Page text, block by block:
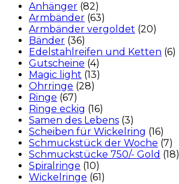
Anhänger (82)
Armbänder (63)
Armbänder vergoldet (20)
Bänder (36)
Edelstahlreifen und Ketten (6)
Gutscheine (4)
Magic light (13)
Ohrringe (28)
Ringe (67)
Ringe eckig (16)
Samen des Lebens (3)
Scheiben für Wickelring (16)
Schmuckstück der Woche (7)
Schmuckstücke 750/- Gold (18)
Spiralringe (10)
Wickelringe (61)